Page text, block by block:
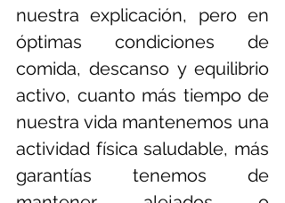
nuestra explicación, pero en
óptimas condiciones de
comida, descanso y equilibrio
activo, cuanto más tiempo de
nuestra vida mantenemos una
actividad física saludable, más
garantías tenemos de